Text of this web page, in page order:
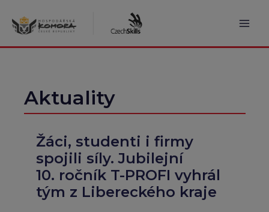
obsah
Aktuality
Žáci, studenti i firmy
spojili síly. Jubilejní
10. ročník T-PROFI vyhrál
tým z Libereckého kraje